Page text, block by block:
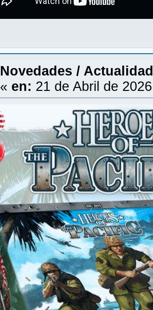
Novedades / Actualidad
« en: 21 de Abril de